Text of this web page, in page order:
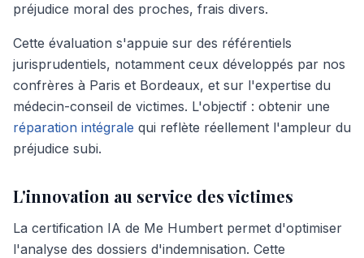
préjudice moral des proches, frais divers.
Cette évaluation s'appuie sur des référentiels
jurisprudentiels, notamment ceux développés par nos
confrères à Paris et Bordeaux, et sur l'expertise du
médecin-conseil de victimes. L'objectif : obtenir une
réparation intégrale qui reflète réellement l'ampleur du
préjudice subi.
L'innovation au service des victimes
La certification IA de Me Humbert permet d'optimiser
l'analyse des dossiers d'indemnisation. Cette